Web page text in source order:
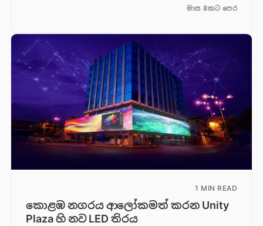
මාස 8කට පෙර
1 MIN READ
කොළඹ නගරය ආලෝකමත් කරන Unity
Plaza හි නව LED තිරය